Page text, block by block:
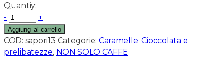
Quantiy:
-
+
Aggiungi al carrello
COD: sapori13 Categorie: Caramelle, Cioccolata e
prelibatezze, NON SOLO CAFFE